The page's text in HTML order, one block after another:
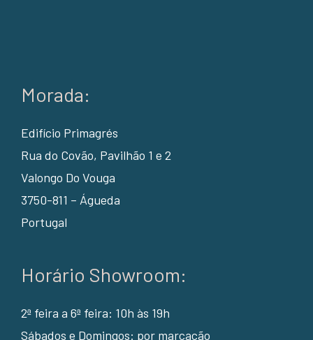
Morada:
Edifício Primagrés
Rua do Covão, Pavilhão 1 e 2
Valongo Do Vouga
3750-811 – Águeda
Portugal
Horário Showroom:
2ª feira a 6ª feira: 10h às 19h
Sábados e Domingos: por marcação